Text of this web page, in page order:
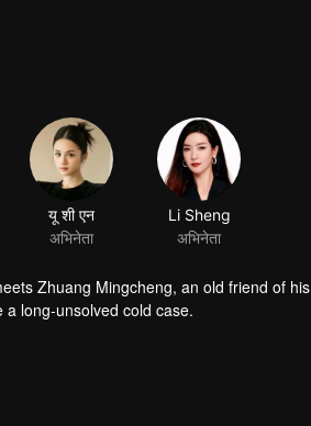
यू शी एन
अभिनेता
Li Sheng
अभिनेता
Zhuang Mingcheng, an old friend of his
long-unsolved cold case.